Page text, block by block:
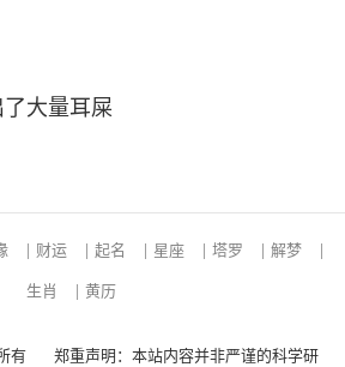
大量耳屎
| 财运 | 起名 | 星座 | 塔罗 | 解梦
|
生肖
| 黄历
有 郑重声明：本站内容并非严谨的科学研